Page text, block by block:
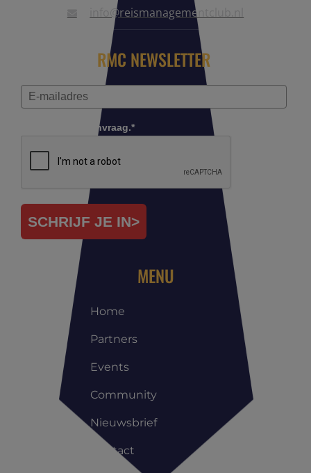
info@reismanagementclub.nl
RMC NEWSLETTER
Controleer je aanvraag.*
SCHRIJF JE IN>
MENU
Home
Partners
Events
Community
Nieuwsbrief
Contact